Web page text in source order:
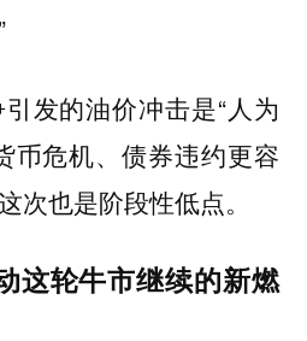
发的油价冲击是“人为
币危机、债券违约更容
次也是阶段性低点。
这轮牛市继续的新燃